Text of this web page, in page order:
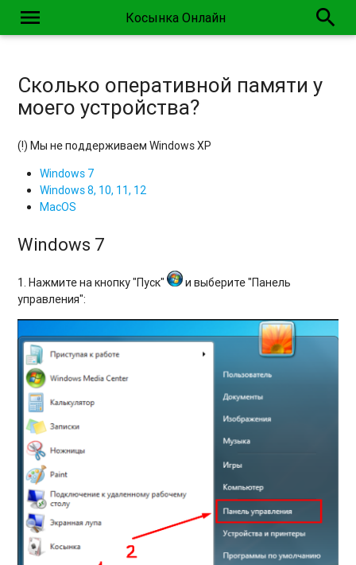
menu Косынка Онлайн search
Сколько оперативной памяти у
моего устройства?
(!) Мы не поддерживаем Windows XP
Windows 7
Windows 8, 10, 11, 12
MacOS
Windows 7
1. Нажмите на кнопку "Пуск"
и выберите "Панель
управления":